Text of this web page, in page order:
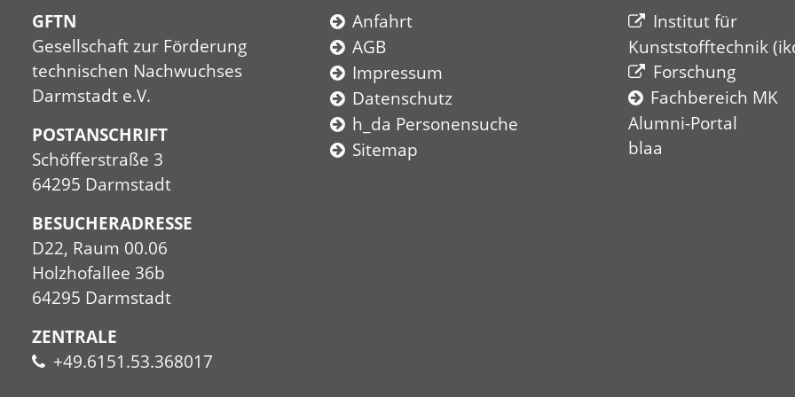
GFTN
Gesellschaft zur Förderung
technischen Nachwuchses
Darmstadt e.V.
POSTANSCHRIFT
Schöfferstraße 3
64295 Darmstadt
BESUCHERADRESSE
D22, Raum 00.06
Holzhofallee 36b
64295 Darmstadt
ZENTRALE
+49.6151.53.368017
Anfahrt
AGB
Impressum
Datenschutz
h_da Personensuche
Sitemap
Institut für
Kunststofftechnik
Forschung
Fachbereich MK
Alumni-Portal
blaa